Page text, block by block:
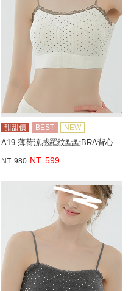
甜甜價 BEST NEW
A19.薄荷涼感羅紋點點BRA背心
NT. 980 NT. 599